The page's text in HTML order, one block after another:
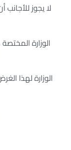
لا يجوز
الوزارة